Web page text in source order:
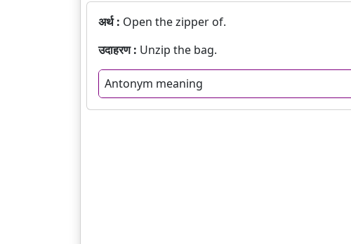
अर्थ : Open the zipper of.
उदाहरण : Unzip the bag.
Antonym meaning